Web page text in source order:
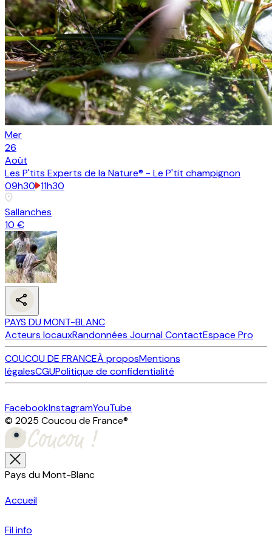
Mer
26
Août
Les P'tits Experts de la Nature® - Le P'tit champignon
09h30 11h30
Sallanches
10 €
PAYS DU MONT-BLANC
Acteurs locauxRandonnées JournalContactEspace Pro
COUCOU DE FRANCEÀ proposMentions
légalesCGUPolitique de confidentialité
FacebookInstagramYouTube
© 2025 Coucou de France®
Pays du Mont-Blanc
Accueil
Fil info